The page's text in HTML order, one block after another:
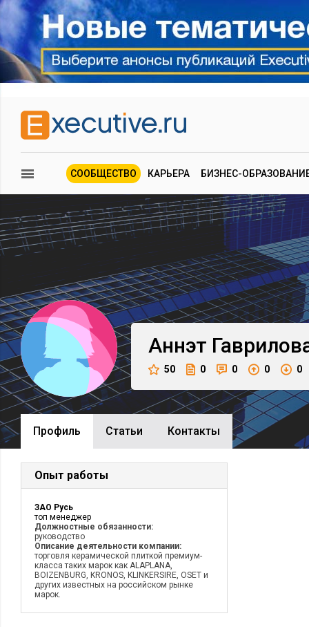
СООБЩЕСТВО КАРЬЕРА БИЗНЕС-
Аннэт
50 0 0 0 0
Профиль Cтатьи Контакты
Опыт работы
ЗАО Русь
топ менеджер
Должностные обязанности:
руководство
Описание деятельности компании:
торговля керамической плиткой премиум-
класса таких марок как ALAPLANA,
BOIZENBURG, KRONOS, KLINKERSIRE, OSET и
других известных на российском рынке
марок.